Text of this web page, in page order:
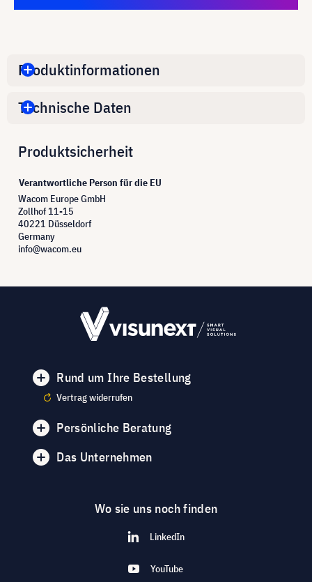
Produktinformationen
Technische Daten
Produktsicherheit
Verantwortliche Person für die EU
Wacom Europe GmbH
Zollhof 11-15
40221 Düsseldorf
Germany
info@wacom.eu
Rund um Ihre Bestellung
Vertrag widerrufen
Persönliche Beratung
Das Unternehmen
Wo sie uns noch finden
LinkedIn
YouTube